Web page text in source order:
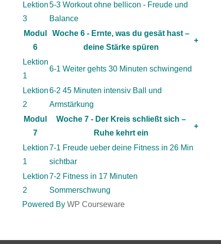
Lektion
3
5-3 Workout ohne bellicon - Freude und
Balance
Modul
6
Woche 6 - Ernte, was du gesät hast –
deine Stärke spüren
+
Lektion
1
6-1 Weiter gehts 30 Minuten schwingend
Lektion
2
6-2 45 Minuten intensiv Ball und
Armstärkung
Modul
7
Woche 7 - Der Kreis schließt sich –
Ruhe kehrt ein
+
Lektion
1
7-1 Freude ueber deine Fitness in 26 Min
sichtbar
Lektion
2
7-2 Fitness in 17 Minuten
Sommerschwung
Powered By WP Courseware